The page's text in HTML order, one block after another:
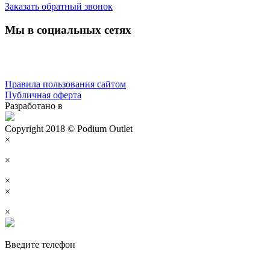
Заказать обратный звонок
Мы в социальных сетях
Правила пользования сайтом
Публичная оферта
Разработано в
Copyright 2018 © Podium Outlet
×
×
×
×
×
Введите телефон